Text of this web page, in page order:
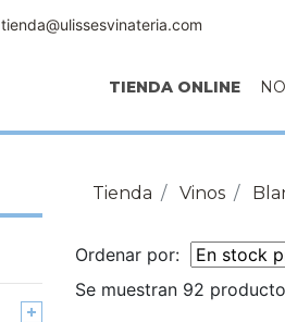
tienda@ulissesvinateria.com
TIENDA ONLINE
Tienda Vinos
Ordenar por:
Se muestran 92